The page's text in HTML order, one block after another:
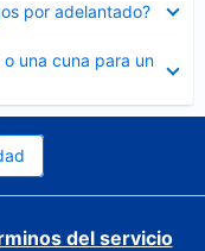
por adelantado?
una cuna para un
del servicio